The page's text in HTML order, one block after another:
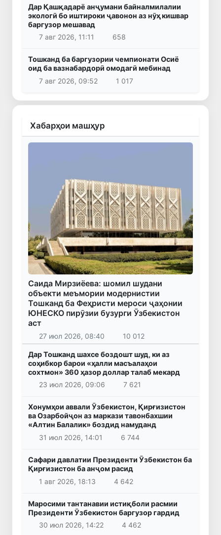
Дар Қашқадарё анҷумани байналмилалии
экологӣ бо иштироки ҷавонон аз нӯҳ кишвар
баргузор мешавад
7 авг 2026, 11:11
658
Тошканд ба баргузории чемпионати Осиё
оид ба вазнабардорӣ омодагӣ мебинад
7 авг 2026, 09:52
1 017
Хабарҳои машҳур
Саида Мирзиёева: шомил шудани
объекти меъмории модернистии
Тошканд ба Феҳристи мероси ҷаҳонии
ЮНЕСКО пирӯзии бузурги Ӯзбекистон
аст
27 июл 2026, 08:40 10 012
Дар Тошканд шахсе боздошт шуд, ки аз
соҳибкор барои «ҳалли масъалаҳои
сохтмон» 360 ҳазор доллар талаб мекард
23 июл 2026, 09:06
7 621
Хонумҳои аввали Ӯзбекистон, Қирғизистон
ва Озарбойҷон аз маркази тавонбахшии
«Алтин Балалик» боздид намуданд
31 июл 2026, 14:01
6 744
Сафари давлатии Президенти Ӯзбекистон ба
Қирғизистон ба анҷом расид
1 авг 2026, 18:13
4 642
Маросими тантанавии истиқболи расмии
Президенти Ӯзбекистон баргузор гардид
30 июл 2026, 14:22
4 462